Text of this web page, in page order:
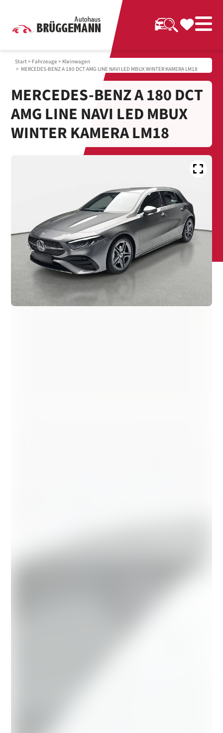
Start> Fahrzeuge > Kleinwagen
> MERCEDES-BENZ A 180 DCT AMG LINE NAVI LED MBUX WINTER KAMERA LM18
MERCEDES-BENZ A 180 DCT
AMG LINE NAVI LED MBUX
WINTER KAMERA LM18